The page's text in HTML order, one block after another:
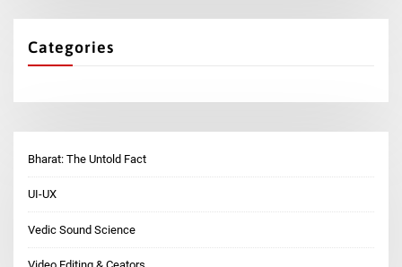
Categories
Bharat: The Untold Fact
UI-UX
Vedic Sound Science